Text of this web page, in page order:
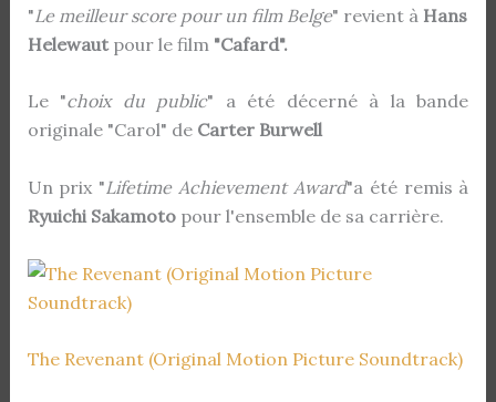
"Le meilleur score pour un film Belge" revient à Hans
Helewautpour le film "Cafard".
Le "choix du public" a été décerné à la bande
originale "Carol" deCarter Burwell
Un prix "Lifetime Achievement Award"a été remis à
Ryuichi Sakamoto pour l'ensemble de sa carrière.
The Revenant (Original Motion Picture Soundtrack)